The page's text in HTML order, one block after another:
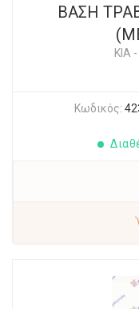
ΒΑΣΗ
KIA -
Κωδικός: